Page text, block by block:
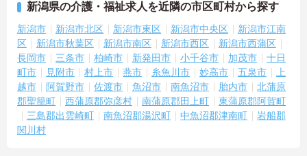
新潟県の介護・福祉求人を近隣の市区町村から探す
新潟市 新潟市北区 新潟市東区 新潟市中央区
新潟市江南
区
新潟市秋葉区 新潟市南区 新潟市西区
新潟市西蒲区
長岡市
三条市 柏崎市 新発田市 小千谷市 加茂市
十日
町市
見附市 村上市 燕市 糸魚川市 妙高市 五泉市
上
越市
阿賀野市 佐渡市 魚沼市 南魚沼市 胎内市
北蒲原
郡聖籠町
西蒲原郡弥彦村 南蒲原郡田上町
東蒲原郡阿賀町
三島郡出雲崎町
南魚沼郡湯沢町 中魚沼郡津南町
岩船郡
関川村